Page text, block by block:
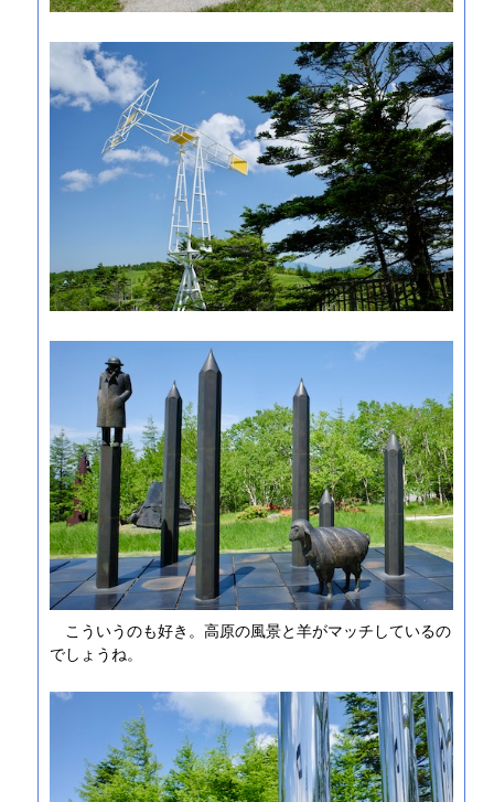
こういうのも好き。高原の風景と羊がマッチしているの
でしょうね。